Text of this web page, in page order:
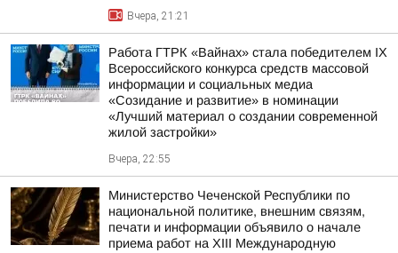
Вчера, 21:21
Работа ГТРК «Вайнах» стала победителем IX
Всероссийского конкурса средств массовой
информации и социальных медиа
«Созидание и развитие» в номинации
«Лучший материал о создании современной
жилой застройки»
Вчера, 22:55
Министерство Чеченской Республики по
национальной политике, внешним связям,
печати и информации объявило о начале
приема работ на XIII Международную